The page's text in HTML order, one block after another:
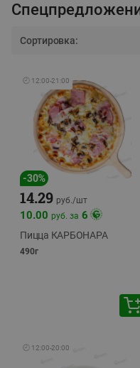
Сортировка:
🕘 12:00-21:00
-30%
14.29 руб./шт
10.00 руб. за 6
Пицца КАРБОНАРА
490г
🕘 12:00-20:00